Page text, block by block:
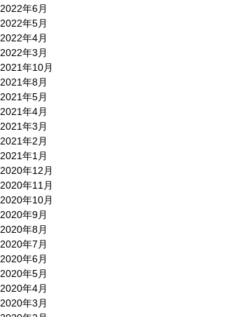
2022年6月
2022年5月
2022年4月
2022年3月
2021年10月
2021年8月
2021年5月
2021年4月
2021年3月
2021年2月
2021年1月
2020年12月
2020年11月
2020年10月
2020年9月
2020年8月
2020年7月
2020年6月
2020年5月
2020年4月
2020年3月